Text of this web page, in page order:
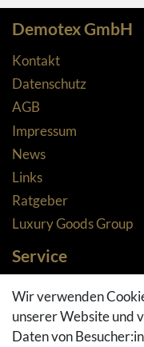
Demotex GmbH
Kontakt
Datenschutz
AGB
Impressum
News
Links
Ratgeber
Luxury Goods Group
Service
Zahlungsarten
Versandarten & -
Widerrufsrecht
Wir verwenden
unserer Website und
Daten von